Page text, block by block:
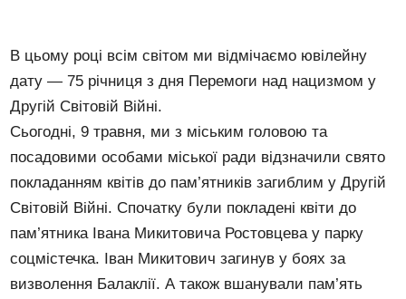
В цьому році всім світом ми відмічаємо ювілейну
дату — 75 річниця з дня Перемоги над нацизмом у
Другій Світовій Війні.
Сьогодні, 9 травня, ми з міським головою та
посадовими особами міської ради відзначили свято
покладанням квітів до пам’ятників загиблим у Другій
Світовій Війні. Спочатку були покладені квіти до
пам’ятника Івана Микитовича Ростовцева у парку
соцмістечка. Іван Микитович загинув у боях за
визволення Балаклії. А також вшанували пам’ять